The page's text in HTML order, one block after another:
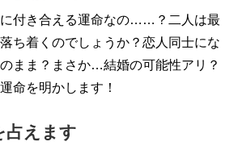
付き合える運命なの……？二人は最
ち着くのでしょうか？恋人同士にな
まま？まさか…結婚の可能性アリ？
命を明かします！
占えます